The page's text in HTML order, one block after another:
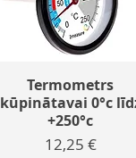
Termometrs
kūpinātavai 0°c
+250°c
Cena
12,25 €